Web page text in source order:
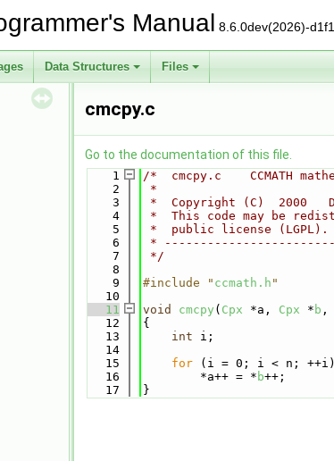
Manual 8.6.0dev(2026)-
Data Structures Files
cmcpy.c
Go to the documentation of this file.
    1
/*  cmcpy.c    CCMATH
    2
*
    3
*  Copyright (C)  2000
    4
*  This code may be
    5
*  public license
    6
*
    7
*/
    8
    9
#include " ccmath.h "
   10
   11
void cmcpy ( Cpx *a, Cpx * b ,
   12
{
   13
int i;
   14
   15
for (i = 0; i < n; ++i)
   16
        *a++ = *
b++;
   17
}